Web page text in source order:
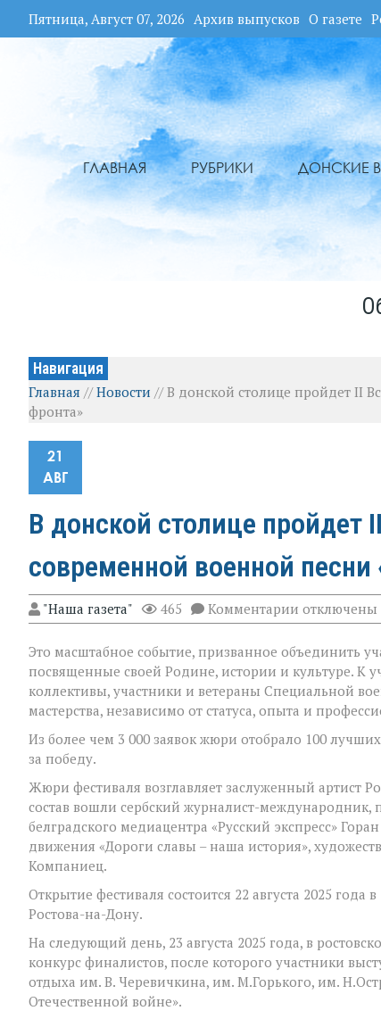
Пятница, Август 07, 2026 Архив выпусков О газете
ГЛАВНАЯ РУБРИКИ ДОНСКИЕ
Навигация
Главная //Новости //В донской столице пройдет II
фронта»
21
АВГ
В донской столице пройдет
современной военной песни
"Наша газета" 465 Комментарии к
записи
донской
столице
пройдет
II
«Голос
фронта»
отключены
Это масштабное событие, призванное объединить
посвященные своей Родине, истории и культуре. К
коллективы, участники и ветераны Специальной
мастерства, независимо от статуса, опыта и
Из более чем 3 000 заявок жюри отобрало 100
за победу.
Жюри фестиваля возглавляет заслуженный артист
состав вошли сербский журналист-
белградского медиацентра «Русский экспресс»
движения «Дороги славы – наша история»,
Компаниец.
Открытие фестиваля состоится 22 августа 2025
Ростова-на-Дону.
На следующий день, 23 августа 2025 года, в
конкурс финалистов, после которого участники
отдыха им. В. Черевичкина, им. М.Горького, им.
Отечественной войне».